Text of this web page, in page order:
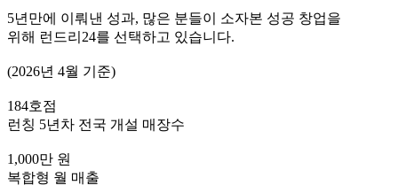
5년만에 이뤄낸 성과, 많은 분들이 소자본 성공 창업을
위해 런드리24를 선택하고 있습니다.
(2026년 4월 기준)
184호점
런칭 5년차 전국 개설 매장수
1,000만 원
복합형 월 매출